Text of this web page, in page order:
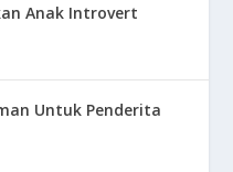
Anak Introvert
Untuk Penderita